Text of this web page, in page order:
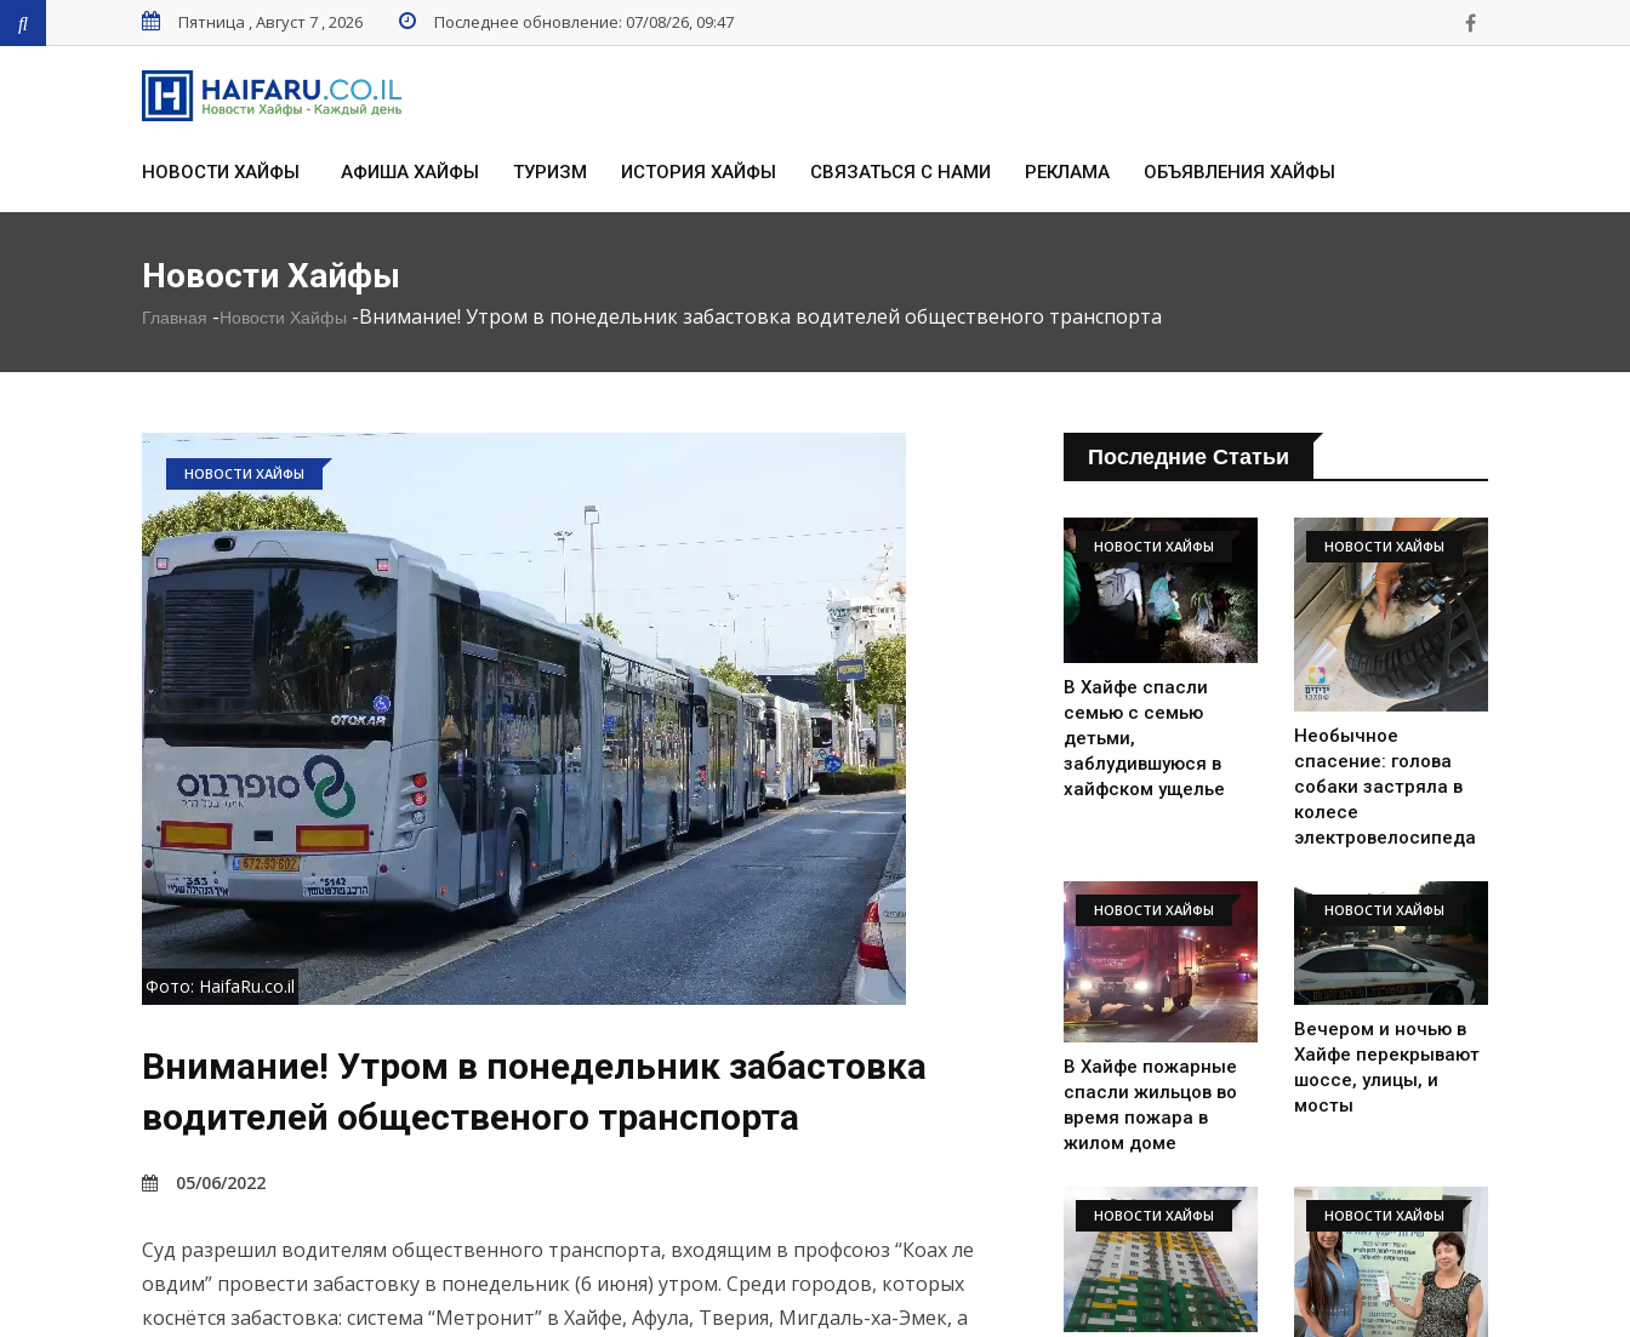
Пятница , Август 7 , 2026 Последнее обновление: 07/08/26, 09:47
НОВОСТИ ХАЙФЫ АФИША ХАЙФЫ ТУРИЗМ ИСТОРИЯ ХАЙФЫ СВЯЗАТЬСЯ С НАМИ РЕКЛАМА ОБЪЯВЛЕНИЯ ХАЙФЫ
Новости Хайфы
Главная -Новости Хайфы -Внимание! Утром в понедельник забастовка водителей общественого транспорта
НОВОСТИ ХАЙФЫ
Фото: HaifaRu.co.il
Внимание! Утром в понедельник забастовка
водителей общественого транспорта
05/06/2022
Суд разрешил водителям общественного транспорта, входящим в профсоюз “Коах ле
овдим” провести забастовку в понедельник (6 июня) утром. Среди городов, которых
коснётся забастовка: система “Метронит” в Хайфе, Афула, Тверия, Мигдаль-ха-Эмек, а
Последние Статьи
НОВОСТИ ХАЙФЫ
В Хайфе спасли
семью с семью
детьми,
заблудившуюся в
хайфском ущелье
НОВОСТИ ХАЙФЫ
Необычное
спасение: голова
собаки застряла в
колесе
электровелосипеда
НОВОСТИ ХАЙФЫ
В Хайфе пожарные
спасли жильцов во
время пожара в
жилом доме
НОВОСТИ ХАЙФЫ
Вечером и ночью в
Хайфе перекрывают
шоссе, улицы, и
мосты
НОВОСТИ ХАЙФЫ НОВОСТИ ХАЙФЫ